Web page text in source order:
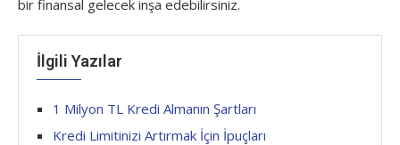
bir finansal gelecek inşa edebilirsiniz.
İlgili Yazılar
1 Milyon TL Kredi Almanın Şartları
Kredi Limitinizi Artırmak İçin İpuçları